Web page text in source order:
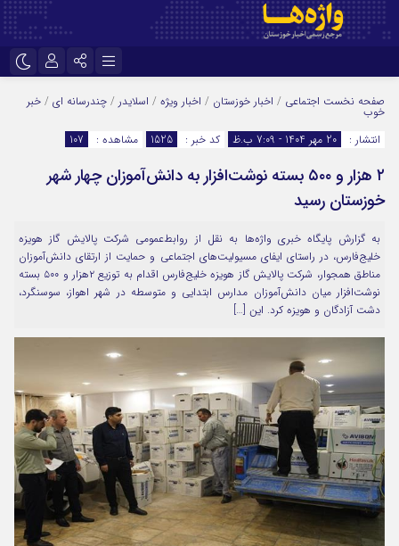
اینستاگرام
تلگرام
سروش
ایتا
اپلیکیشن
مرا به خاطر بسپار
صفحه نخست اجتماعی / اخبار خوزستان / اخبار ویژه / اسلایدر / چندرسانه ای / خبر
خوب
انتشار :
20 مهر 1404 - 7:09 ب.ظ کد خبر : 1525 مشاهده : 107
۲ هزار و ۵۰۰ بسته نوشت‌افزار به دانش‌آموزان چهار شهر
خوزستان رسید
به گزارش پایگاه خبری واژه‌ها به نقل از روابط‌عمومی شرکت پالایش گاز هویزه
خلیج‌فارس، در راستای ایفای مسیولیت‌های اجتماعی و حمایت از ارتقای دانش‌آموزان
مناطق همجوار، شرکت پالایش گاز هویزه خلیج‌فارس اقدام به توزیع ۲هزار و ۵۰۰ بسته
نوشت‌افزار میان دانش‌آموزان مدارس ابتدایی و متوسطه در شهر اهواز، سوسنگرد،
دشت آزادگان و هویزه کرد. این […]